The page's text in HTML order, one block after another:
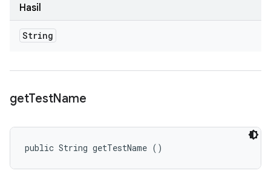
Hasil
String
getTestName
public String getTestName ()